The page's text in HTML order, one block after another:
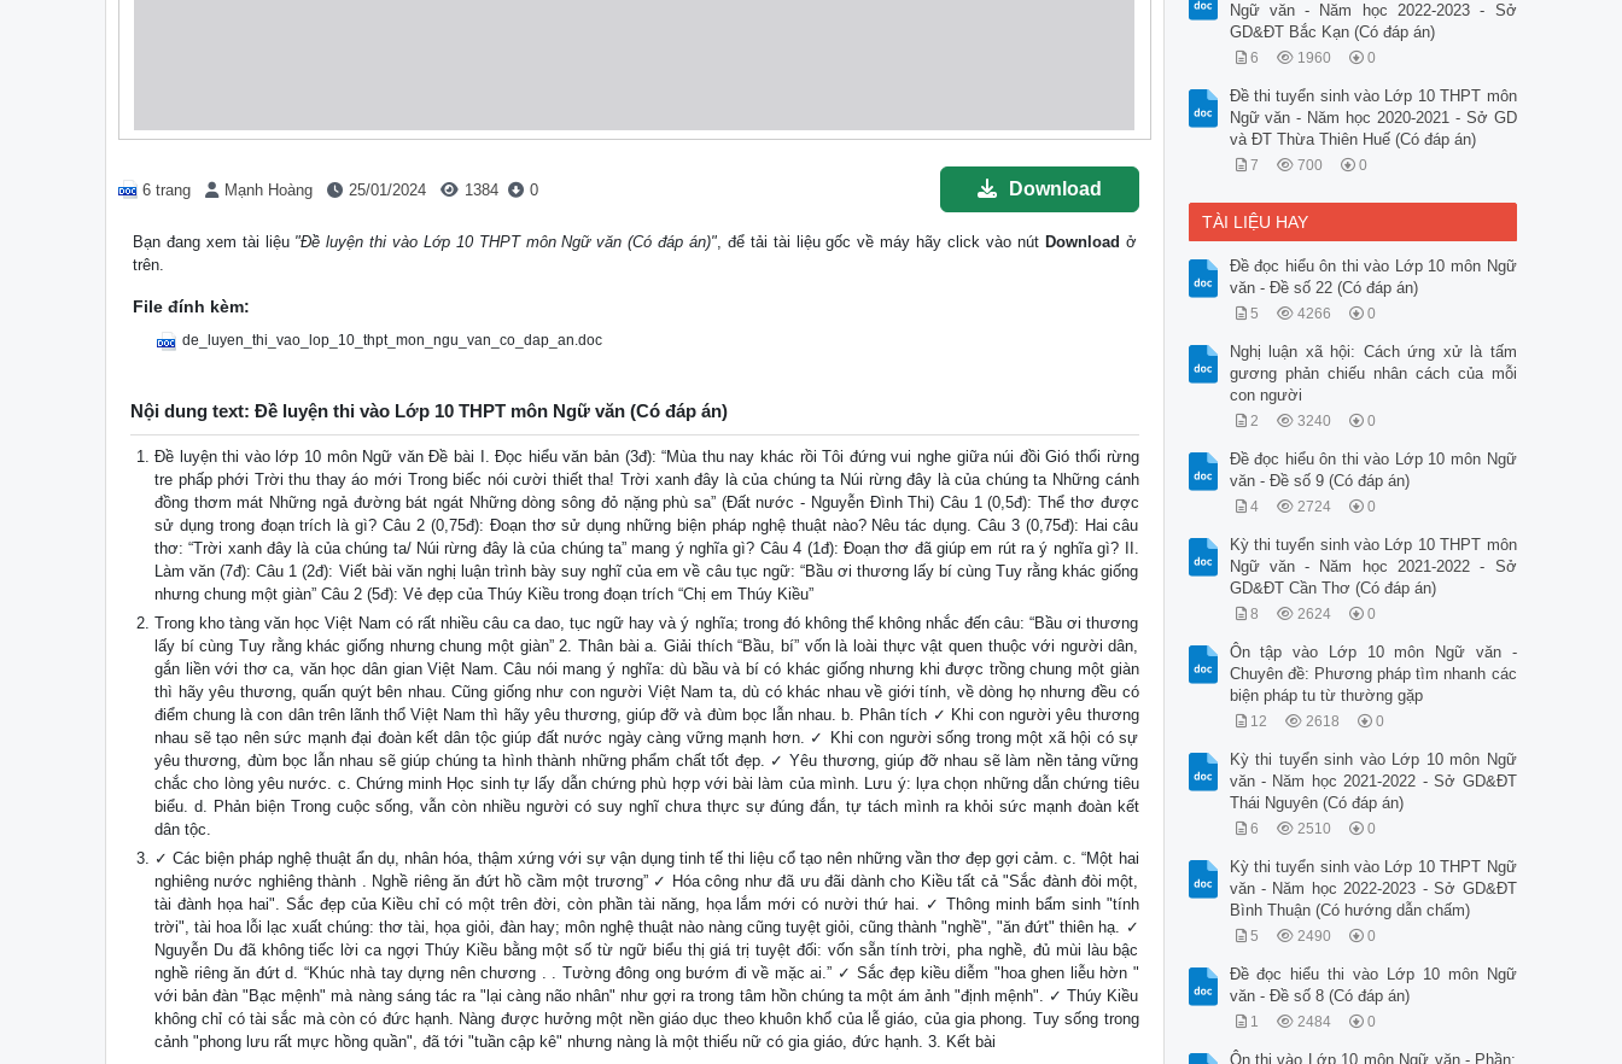
6 trang Mạnh Hoàng 25/01/2024 1384 0 Download
Bạn đang xem tài liệu "Đề luyện thi vào Lớp 10 THPT môn Ngữ văn (Có đáp án)", để tải tài liệu gốc về máy hãy click vào nút Download ở
trên.
File đính kèm:
de_luyen_thi_vao_lop_10_thpt_mon_ngu_van_co_dap_an.doc
Nội dung text: Đề luyện thi vào Lớp 10 THPT môn Ngữ văn (Có đáp án)
Đề luyện thi vào lớp 10 môn Ngữ văn Đề bài I. Đọc hiểu văn bản (3đ): “Mùa thu nay khác rồi Tôi đứng vui nghe giữa núi đồi Gió thổi rừng
tre phấp phới Trời thu thay áo mới Trong biếc nói cười thiết tha! Trời xanh đây là của chúng ta Núi rừng đây là của chúng ta Những cánh
đồng thơm mát Những ngả đường bát ngát Những dòng sông đỏ nặng phù sa” (Đất nước - Nguyễn Đình Thi) Câu 1 (0,5đ): Thể thơ được
sử dụng trong đoạn trích là gì? Câu 2 (0,75đ): Đoạn thơ sử dụng những biện pháp nghệ thuật nào? Nêu tác dụng. Câu 3 (0,75đ): Hai câu
thơ: “Trời xanh đây là của chúng ta/ Núi rừng đây là của chúng ta” mang ý nghĩa gì? Câu 4 (1đ): Đoạn thơ đã giúp em rút ra ý nghĩa gì? II.
Làm văn (7đ): Câu 1 (2đ): Viết bài văn nghị luận trình bày suy nghĩ của em về câu tục ngữ: “Bầu ơi thương lấy bí cùng Tuy rằng khác giống
nhưng chung một giàn” Câu 2 (5đ): Vẻ đẹp của Thúy Kiều trong đoạn trích “Chị em Thúy Kiều”
Trong kho tàng văn học Việt Nam có rất nhiều câu ca dao, tục ngữ hay và ý nghĩa; trong đó không thể không nhắc đến câu: “Bầu ơi thương
lấy bí cùng Tuy rằng khác giống nhưng chung một giàn” 2. Thân bài a. Giải thích “Bầu, bí” vốn là loài thực vật quen thuộc với người dân,
gắn liền với thơ ca, văn học dân gian Việt Nam. Câu nói mang ý nghĩa: dù bầu và bí có khác giống nhưng khi được trồng chung một giàn
thì hãy yêu thương, quấn quýt bên nhau. Cũng giống như con người Việt Nam ta, dù có khác nhau về giới tính, về dòng họ nhưng đều có
điểm chung là con dân trên lãnh thổ Việt Nam thì hãy yêu thương, giúp đỡ và đùm bọc lẫn nhau. b. Phân tích ✓ Khi con người yêu thương
nhau sẽ tạo nên sức mạnh đại đoàn kết dân tộc giúp đất nước ngày càng vững mạnh hơn. ✓ Khi con người sống trong một xã hội có sự
yêu thương, đùm bọc lẫn nhau sẽ giúp chúng ta hình thành những phẩm chất tốt đẹp. ✓ Yêu thương, giúp đỡ nhau sẽ làm nền tảng vững
chắc cho lòng yêu nước. c. Chứng minh Học sinh tự lấy dẫn chứng phù hợp với bài làm của mình. Lưu ý: lựa chọn những dẫn chứng tiêu
biểu. d. Phản biện Trong cuộc sống, vẫn còn nhiều người có suy nghĩ chưa thực sự đúng đắn, tự tách mình ra khỏi sức mạnh đoàn kết
dân tộc.
✓ Các biện pháp nghệ thuật ẩn dụ, nhân hóa, thậm xứng với sự vận dụng tinh tế thi liệu cổ tạo nên những vần thơ đẹp gợi cảm. c. “Một hai
nghiêng nước nghiêng thành . Nghề riêng ăn đứt hồ cầm một trương” ✓ Hóa công như đã ưu đãi dành cho Kiều tất cả "Sắc đành đòi một,
tài đành họa hai". Sắc đẹp của Kiều chỉ có một trên đời, còn phần tài năng, họa lắm mới có nười thứ hai. ✓ Thông minh bẩm sinh "tính
trời", tài hoa lỗi lạc xuất chúng: thơ tài, họa giỏi, đàn hay; môn nghệ thuật nào nàng cũng tuyệt giỏi, cũng thành "nghề", "ăn đứt" thiên hạ. ✓
Nguyễn Du đã không tiếc lời ca ngợi Thúy Kiều bằng một số từ ngữ biểu thị giá trị tuyệt đối: vốn sẵn tính trời, pha nghề, đủ mùi làu bậc
nghề riêng ăn đứt d. “Khúc nhà tay dựng nên chương . . Tường đông ong bướm đi về mặc ai.” ✓ Sắc đẹp kiều diễm "hoa ghen liễu hờn "
với bản đàn "Bạc mệnh" mà nàng sáng tác ra "lại càng não nhân" như gợi ra trong tâm hồn chúng ta một ám ảnh "định mệnh". ✓ Thúy Kiều
không chỉ có tài sắc mà còn có đức hạnh. Nàng được hưởng một nền giáo dục theo khuôn khổ của lễ giáo, của gia phong. Tuy sống trong
cảnh "phong lưu rất mực hồng quần", đã tới "tuần cập kê" nhưng nàng là một thiếu nữ có gia giáo, đức hạnh. 3. Kết bài
Ngữ văn - Năm học 2022-2023 - Sở
GD&ĐT Bắc Kạn (Có đáp án)
6 1960 0
Đề thi tuyển sinh vào Lớp 10 THPT môn
Ngữ văn - Năm học 2020-2021 - Sở GD
và ĐT Thừa Thiên Huế (Có đáp án)
7 700 0
TÀI LIỆU HAY
Đề đọc hiểu ôn thi vào Lớp 10 môn Ngữ
văn - Đề số 22 (Có đáp án)
5 4266 0
Nghị luận xã hội: Cách ứng xử là tấm
gương phản chiếu nhân cách của mỗi
con người
2 3240 0
Đề đọc hiểu ôn thi vào Lớp 10 môn Ngữ
văn - Đề số 9 (Có đáp án)
4 2724 0
Kỳ thi tuyển sinh vào Lớp 10 THPT môn
Ngữ văn - Năm học 2021-2022 - Sở
GD&ĐT Cần Thơ (Có đáp án)
8 2624 0
Ôn tập vào Lớp 10 môn Ngữ văn -
Chuyên đề: Phương pháp tìm nhanh các
biện pháp tu từ thường gặp
12 2618 0
Kỳ thi tuyển sinh vào Lớp 10 môn Ngữ
văn - Năm học 2021-2022 - Sở GD&ĐT
Thái Nguyên (Có đáp án)
6 2510 0
Kỳ thi tuyển sinh vào Lớp 10 THPT Ngữ
văn - Năm học 2022-2023 - Sở GD&ĐT
Bình Thuận (Có hướng dẫn chấm)
5 2490 0
Đề đọc hiểu thi vào Lớp 10 môn Ngữ
văn - Đề số 8 (Có đáp án)
1 2484 0
Ôn thi vào Lớp 10 môn Ngữ văn - Phần: